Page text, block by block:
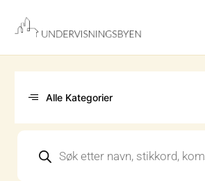
innholdet
Alle Kategorier
search